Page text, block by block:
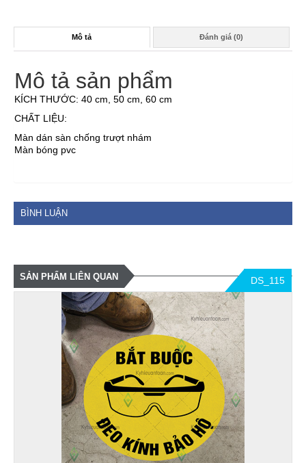
Mô tả Đánh giá (0)
Mô tả sản phẩm
KÍCH THƯỚC: 40 cm, 50 cm, 60 cm
CHẤT LIỆU:
Màn dán sàn chống trượt nhám
Màn bóng pvc
BÌNH LUẬN
SẢN PHẨM LIÊN QUAN DS_115